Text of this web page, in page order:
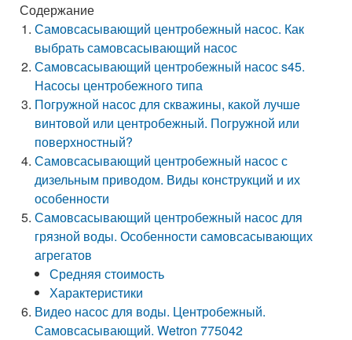
Содержание
Самовсасывающий центробежный насос. Как
выбрать самовсасывающий насос
Самовсасывающий центробежный насос s45.
Насосы центробежного типа
Погружной насос для скважины, какой лучше
винтовой или центробежный. Погружной или
поверхностный?
Самовсасывающий центробежный насос с
дизельным приводом. Виды конструкций и их
особенности
Самовсасывающий центробежный насос для
грязной воды. Особенности самовсасывающих
агрегатов
Средняя стоимость
Характеристики
Видео насос для воды. Центробежный.
Самовсасывающий. Wetron 775042